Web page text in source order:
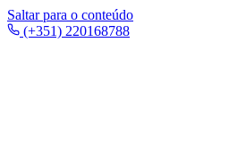
Saltar para o conteúdo
(+351) 220168788